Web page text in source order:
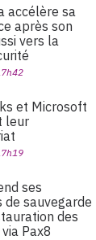
accélère sa
après son
vers la
et Microsoft
leur
ses
de sauvegarde
des
Pax8